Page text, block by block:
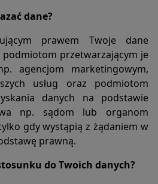
dane?
prawem Twoje dane
podmiotom przetwarzającym je
agencjom marketingowym,
usług oraz podmiotom
danych na podstawie
np. sądom lub organom
gdy wystąpią z żądaniem w
prawną.
do Twoich danych?
podane dobrowolnie przez
informacje o parametrach
adres IP)
są udostępniane podmiotom
użytkownika.
mogą stanowić zbiór
przez Operatora
przez Generalnego
Osobowych.
są przetwarzane w celu